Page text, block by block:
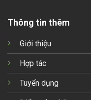
Thông tin thêm
Giới thiệu
Hợp tác
Tuyển dụng